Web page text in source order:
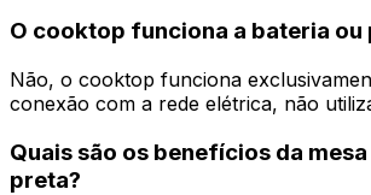
O cooktop funciona a bateria ou
Não, o cooktop funciona
conexão com a rede elétrica, não
Quais são os benefícios da
preta?